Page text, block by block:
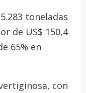
toneladas
de US$ 150,4
65% en
con